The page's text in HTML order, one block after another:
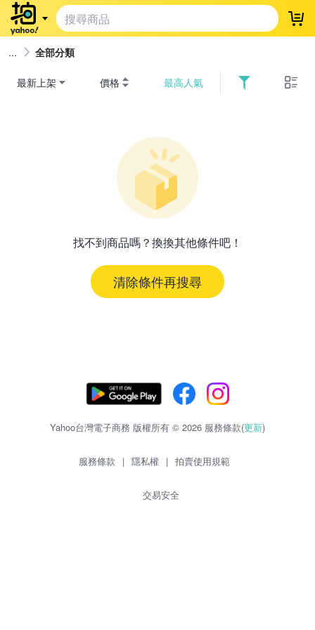
登
全部分類
最新上架 價格 最高人氣
找不到商品嗎？換換其他條件吧！
清除條件再搜尋
Yahoo台灣電子商務 版權所有 © 2026 服務條款(更新)
服務條款 | 隱私權 | 拍賣使用規範
交易安全